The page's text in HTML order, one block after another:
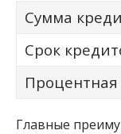
Сумма
Срок
Процентная
Главные